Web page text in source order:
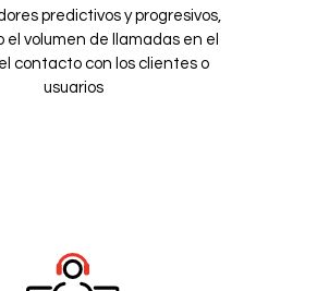
predictivos y progresivos,
el volumen de llamadas en el
contacto con los clientes o
usuarios